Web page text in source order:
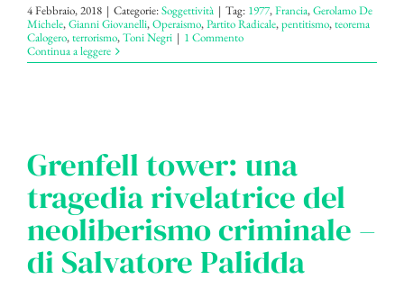
4 Febbraio, 2018 | Categorie:Soggettività | Tag: 1977,Francia,Gerolamo De
Michele,Gianni Giovanelli,Operaismo,Partito Radicale,pentitismo,teorema
Calogero,terrorismo,Toni Negri | 1 Commento
Continua a leggere
Grenfell tower: una
tragedia rivelatrice del
neoliberismo criminale –
di Salvatore Palidda